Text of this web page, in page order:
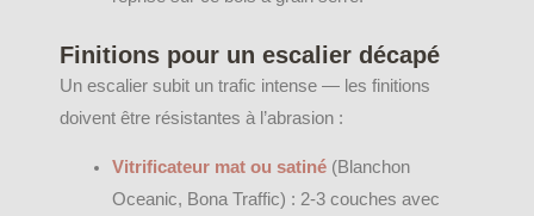
Finitions pour un escalier décapé
Un escalier subit un trafic intense — les finitions
doivent être résistantes à l’abrasion :
Vitrificateur mat ou satiné(Blanchon
Oceanic, Bona Traffic) : 2-3 couches avec